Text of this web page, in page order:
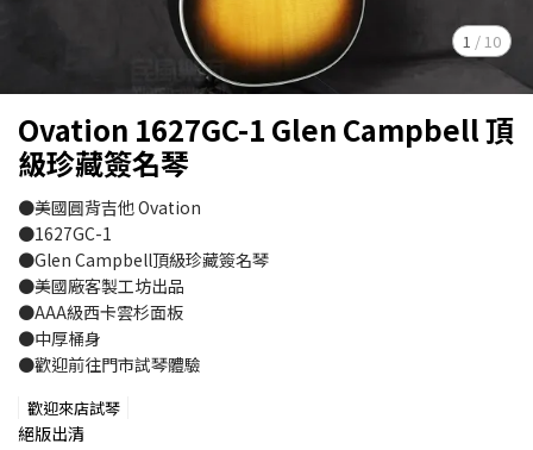
1 / 10
Ovation 1627GC-1 Glen Campbell 頂
級珍藏簽名琴
●美國圓背吉他 Ovation
●1627GC-1
●Glen Campbell頂級珍藏簽名琴
●美國廠客製工坊出品
●AAA級西卡雲杉面板
●中厚桶身
●歡迎前往門市試琴體驗
歡迎來店試琴
絕版出清